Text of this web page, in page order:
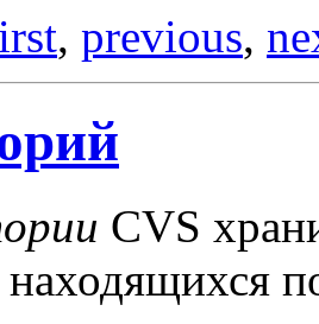
, previous,
CVS
находящихся